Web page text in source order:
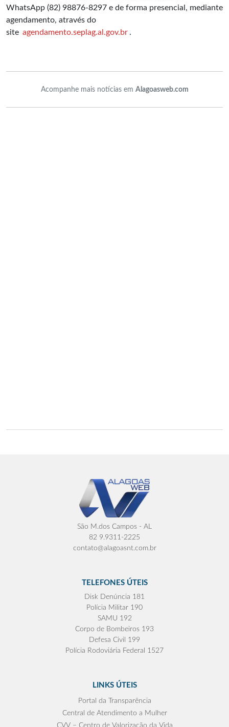
WhatsApp (82) 98876-8297 e de forma presencial, mediante
agendamento, através do
site agendamento.seplag.al.gov.br .
Acompanhe mais notícias em Alagoasweb.com
São M.dos Campos - AL
82 9.9311-2225
contato@alagoasnt.com.br
TELEFONES ÚTEIS
Disk Denúncia 181
Polícia Militar 190
SAMU 192
Corpo de Bombeiros 193
Defesa Civil 199
Polícia Rodoviária Federal 1527
LINKS ÚTEIS
Portal da Transparência
Central de Atendimento a Mulher
CVV – Centro de Valorização da Vida